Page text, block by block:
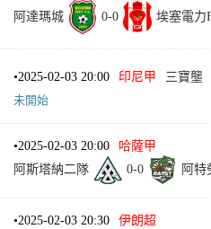
阿達瑪城 0-0 埃塞電力
•2025-02-03 20:00 印尼甲 三寶壟
未開始
•2025-02-03 20:00
哈薩甲
阿斯塔納二隊
0-0 阿特
•2025-02-03 20:30
伊朗超